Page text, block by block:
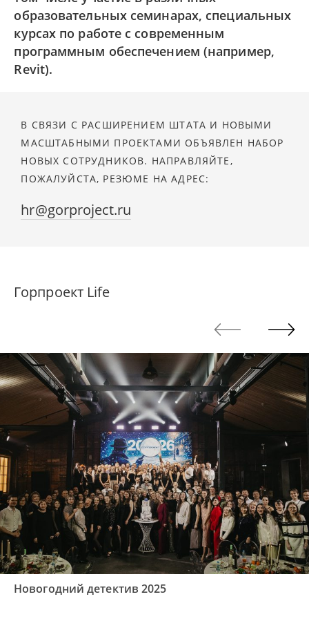
образовательных семинарах, специальных
курсах по работе с современным
программным обеспечением (например,
Revit).
В СВЯЗИ С РАСШИРЕНИЕМ ШТАТА И НОВЫМИ
МАСШТАБНЫМИ ПРОЕКТАМИ ОБЪЯВЛЕН НАБОР
НОВЫХ СОТРУДНИКОВ. НАПРАВЛЯЙТЕ,
ПОЖАЛУЙСТА, РЕЗЮМЕ НА АДРЕС:
hr@gorproject.ru
Горпроект Life
Новогодний детектив 2025